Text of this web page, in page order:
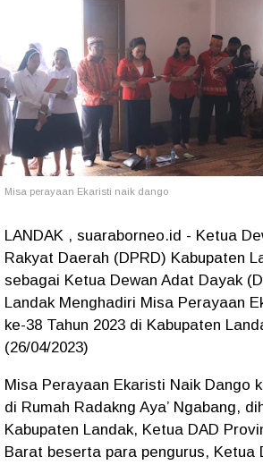
Misa perayaan Ekaristi naik dango
LANDAK , suaraborneo.id - Ketua
Rakyat Daerah (DPRD) Kabupaten
sebagai Ketua Dewan Adat Dayak
Landak Menghadiri Misa Perayaan
ke-38 Tahun 2023 di Kabupaten
(26/04/2023)
Misa Perayaan Ekaristi Naik Dango
di Rumah Radakng Aya’ Ngabang,
Kabupaten Landak, Ketua DAD
Barat beserta para pengurus, Ketua